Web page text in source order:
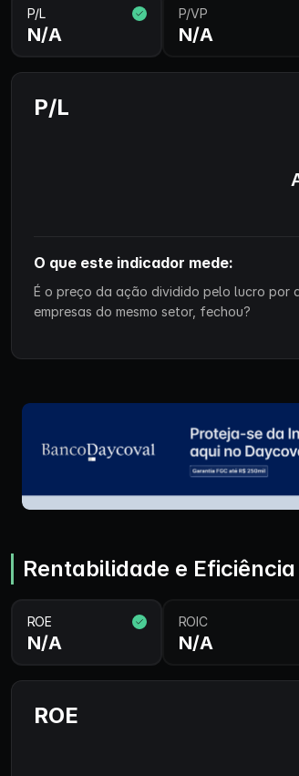
P/L
N/A
P/VP
N/A
P/L
O que este indicador mede:
É o preço da ação dividido pelo lucro por
empresas do mesmo setor, fechou?
Rentabilidade e Eficiência
ROE
N/A
ROIC
N/A
ROE